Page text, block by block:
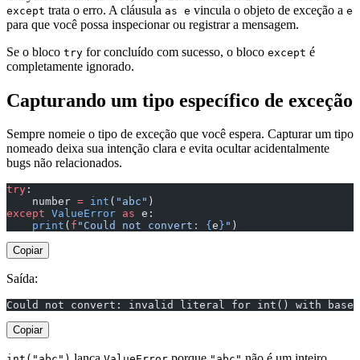
except trata o erro. A cláusula as e vincula o objeto de exceção a e
para que você possa inspecionar ou registrar a mensagem.
Se o bloco try for concluído com sucesso, o bloco except é
completamente ignorado.
Capturando um tipo específico de exceção
Sempre nomeie o tipo de exceção que você espera. Capturar um tipo
nomeado deixa sua intenção clara e evita ocultar acidentalmente
bugs não relacionados.
try :
    number
= int ( "abc" )
except ValueError as e:
    print
( f "Could not convert: { e } " )
Copiar
Saída:
Could not convert: invalid literal for int() with base
Copiar